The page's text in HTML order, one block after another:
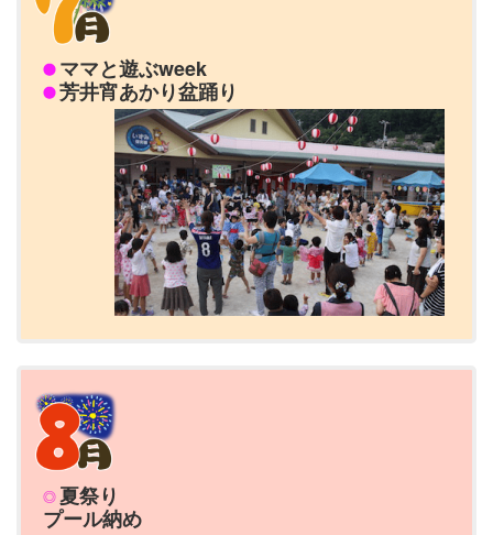
ママと遊ぶweek
芳井宵あかり盆踊り
夏祭り
プール納め